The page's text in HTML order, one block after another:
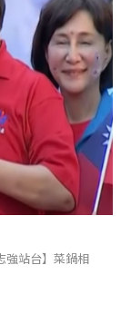
強站台】菜鍋相